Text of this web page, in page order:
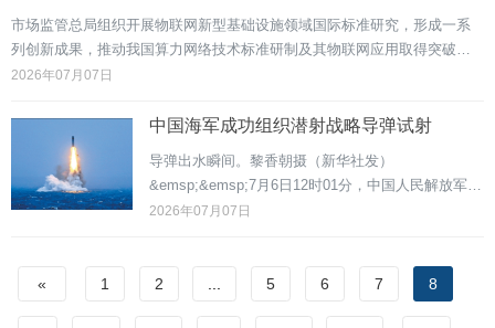
市场监管总局组织开展物联网新型基础设施领域国际标准研究，形成一系
列创新成果，推动我国算力网络技术标准研制及其物联网应用取得突破。
研究团队创新性地设计算力网络资源认证与编排技术架构体系，为不同厂
标准，推动了异构算力资源认证和物联网应用技术规范化。相关研究成果
已在中国联通车联网、中国电信
2026年07月07日
中国海军成功组织潜射战略导弹试射
导弹出水瞬间。黎香朝摄（新华社发）
&emsp;&emsp;7月6日12时01分，中国人民解放军海
军1艘战略核潜艇向太平洋相关公海海域，成功发射1
排，已事先向有关国家作了通报，符合国际法和国际
惯例，不针对任何特定国家和目标。编辑：周大为
2026年07月07日
« 1 2 ... 5 6 7 8